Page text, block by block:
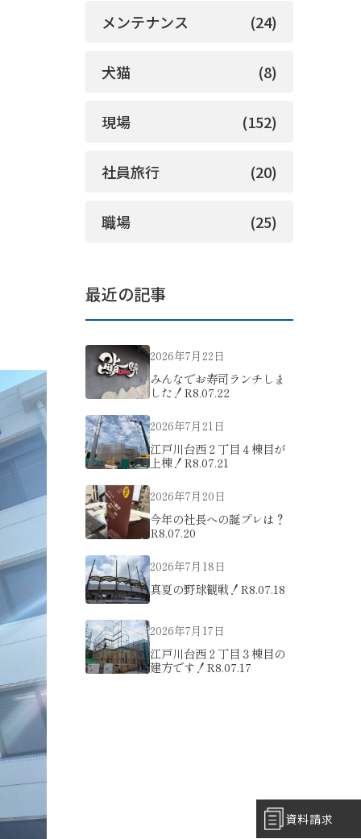
メンテナンス (24)
犬猫 (8)
現場 (152)
社員旅行 (20)
職場 (25)
最近の記事
2026年7月22日
みんなでお寿司ランチしま
した！R8.07.22
2026年7月21日
江戸川台西２丁目４棟目が
上棟！R8.07.21
2026年7月20日
今年の社長への誕プレは？
R8.07.20
2026年7月18日
真夏の野球観戦！R8.07.18
2026年7月17日
江戸川台西２丁目３棟目の
建方です！R8.07.17
資料請求